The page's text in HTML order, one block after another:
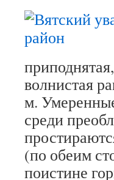
волнистая
м.
среди
(по обеим
поистине